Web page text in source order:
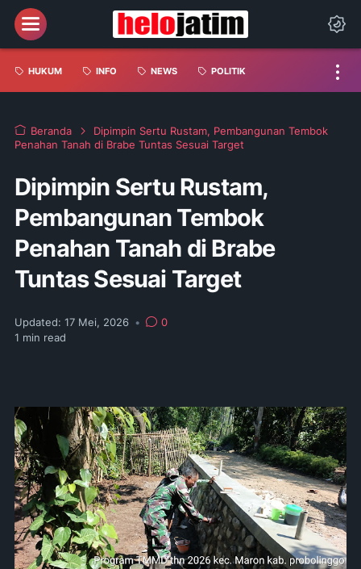
HUKUM INFO NEWS POLITIK
Beranda
Dipimpin Sertu Rustam, Pembangunan Tembok
Penahan Tanah di Brabe Tuntas Sesuai Target
Dipimpin Sertu Rustam,
Pembangunan Tembok
Penahan Tanah di Brabe
Tuntas Sesuai Target
Updated: 17 Mei, 2026 •
0
1 min read